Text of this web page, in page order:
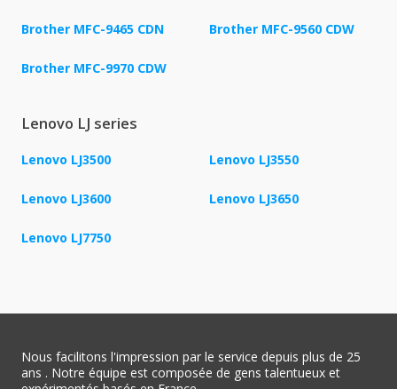
Brother MFC-9465 CDN Brother MFC-9560 CDW
Brother MFC-9970 CDW
Lenovo LJ series
Lenovo LJ3500 Lenovo LJ3550
Lenovo LJ3600 Lenovo LJ3650
Lenovo LJ7750
Nous facilitons l'impression par le service depuis plus de 25
ans . Notre équipe est composée de gens talentueux et